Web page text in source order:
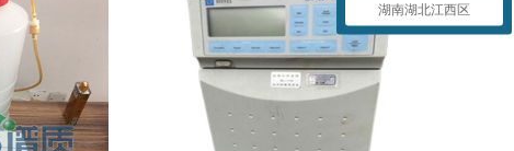
湖南湖北江西区